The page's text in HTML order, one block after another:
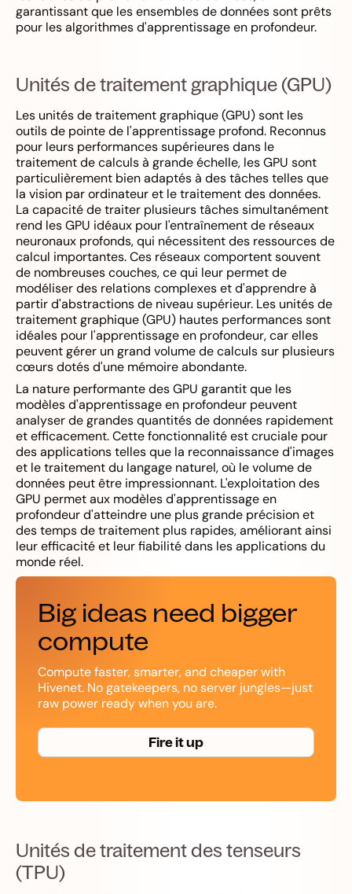
garantissant que les ensembles de données sont prêts
pour les algorithmes d'apprentissage en profondeur.
Unités de traitement graphique (GPU)
Les unités de traitement graphique (GPU) sont les
outils de pointe de l'apprentissage profond. Reconnus
pour leurs performances supérieures dans le
traitement de calculs à grande échelle, les GPU sont
particulièrement bien adaptés à des tâches telles que
la vision par ordinateur et le traitement des données.
La capacité de traiter plusieurs tâches simultanément
rend les GPU idéaux pour l'entraînement de réseaux
neuronaux profonds, qui nécessitent des ressources de
calcul importantes. Ces réseaux comportent souvent
de nombreuses couches, ce qui leur permet de
modéliser des relations complexes et d'apprendre à
partir d'abstractions de niveau supérieur. Les unités de
traitement graphique (GPU) hautes performances sont
idéales pour l'apprentissage en profondeur, car elles
peuvent gérer un grand volume de calculs sur plusieurs
cœurs dotés d'une mémoire abondante.
La nature performante des GPU garantit que les
modèles d'apprentissage en profondeur peuvent
analyser de grandes quantités de données rapidement
et efficacement. Cette fonctionnalité est cruciale pour
des applications telles que la reconnaissance d'images
et le traitement du langage naturel, où le volume de
données peut être impressionnant. L'exploitation des
GPU permet aux modèles d'apprentissage en
profondeur d'atteindre une plus grande précision et
des temps de traitement plus rapides, améliorant ainsi
leur efficacité et leur fiabilité dans les applications du
monde réel.
Big ideas need bigger
compute
Compute faster, smarter, and cheaper with
Hivenet. No gatekeepers, no server jungles—just
raw power ready when you are.
Fire it up
Unités de traitement des tenseurs
(TPU)